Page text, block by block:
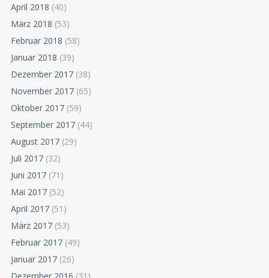
April 2018 (40)
März 2018 (53)
Februar 2018 (58)
Januar 2018 (39)
Dezember 2017 (38)
November 2017 (65)
Oktober 2017 (59)
September 2017 (44)
August 2017 (29)
Juli 2017 (32)
Juni 2017 (71)
Mai 2017 (52)
April 2017 (51)
März 2017 (53)
Februar 2017 (49)
Januar 2017 (26)
Dezember 2016 (31)